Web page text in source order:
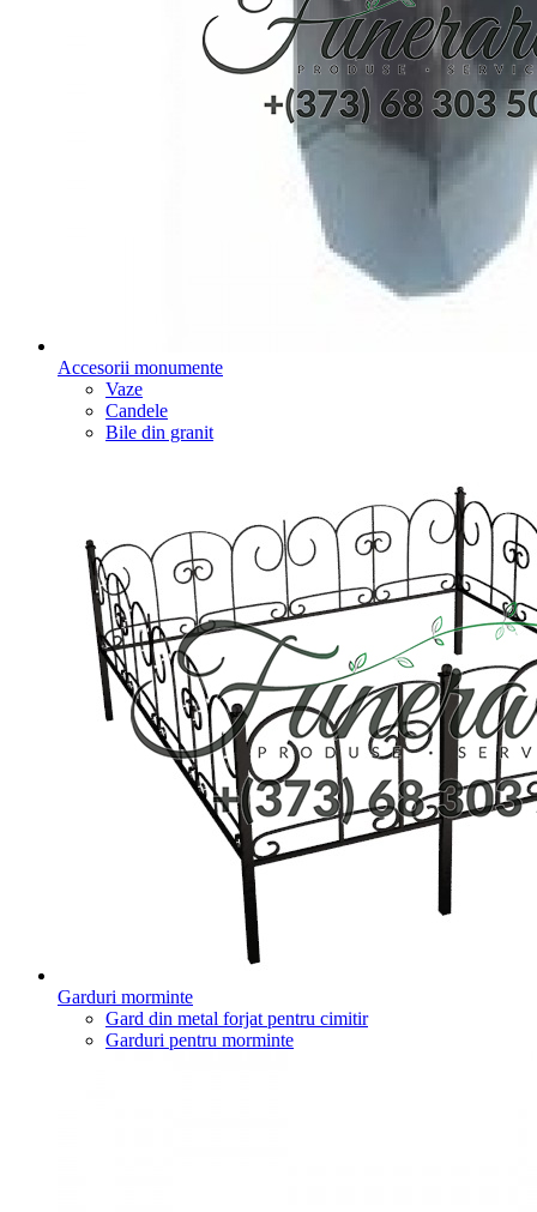
Accesorii monumente
Vaze
Candele
Bile din granit
Garduri morminte
Gard din metal forjat pentru cimitir
Garduri pentru morminte